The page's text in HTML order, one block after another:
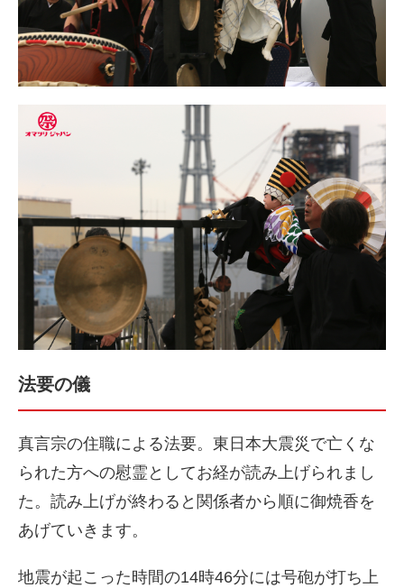
法要の儀
真言宗の住職による法要。東日本大震災で亡くな
られた方への慰霊としてお経が読み上げられまし
た。読み上げが終わると関係者から順に御焼香を
あげていきます。
地震が起こった時間の14時46分には号砲が打ち上